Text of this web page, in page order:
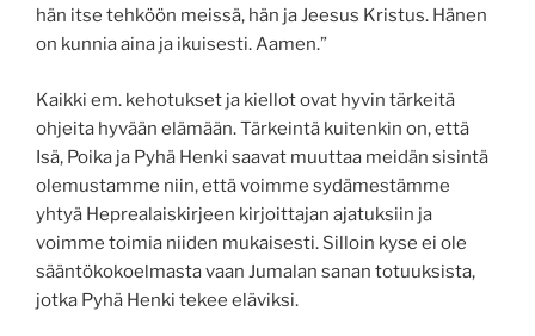
hän itse tehköön meissä, hän ja Jeesus Kristus. Hänen
on kunnia aina ja ikuisesti. Aamen.”
Kaikki em. kehotukset ja kiellot ovat hyvin tärkeitä
ohjeita hyvään elämään. Tärkeintä kuitenkin on, että
Isä, Poika ja Pyhä Henki saavat muuttaa meidän sisintä
olemustamme niin, että voimme sydämestämme
yhtyä Heprealaiskirjeen kirjoittajan ajatuksiin ja
voimme toimia niiden mukaisesti. Silloin kyse ei ole
sääntökokoelmasta vaan Jumalan sanan totuuksista,
jotka Pyhä Henki tekee eläviksi.